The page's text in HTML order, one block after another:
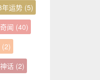
运势 (5)
奇闻 (40)
(2)
神话 (2)